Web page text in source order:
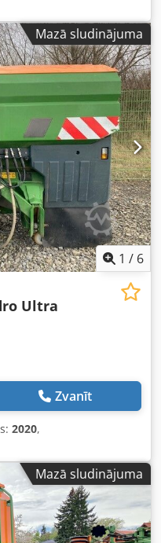
Mazā sludinājuma
1 / 6
Ultra
Zvanīt
2020,
Mazā sludinājuma